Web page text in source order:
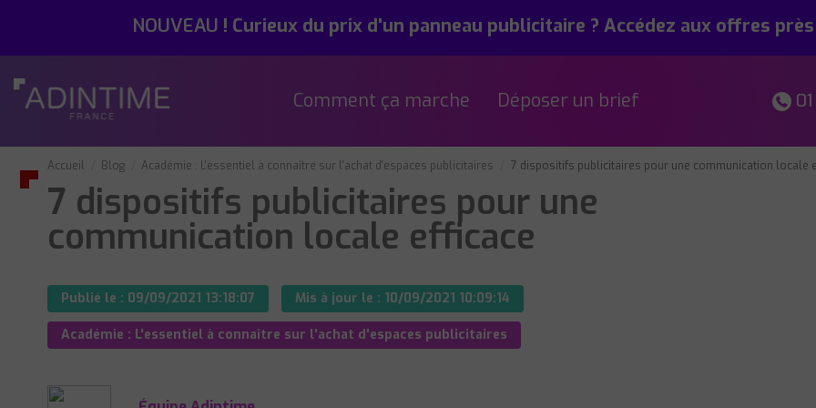
NOUVEAU ! Curieux du prix d'un panneau publicitaire ? Accédez aux offres
Comment ça marche Déposer un brief
Accueil Blog Académie : L'essentiel à connaître sur l'achat d'espaces publicitaires 7 dispositifs publicitaires pour une communication locale
7 dispositifs publicitaires pour une
communication locale efficace
Publié le : 09/09/2021 13:18:07 Mis à jour le : 10/09/2021 10:09:14
Académie : L'essentiel à connaître sur l'achat d'espaces publicitaires